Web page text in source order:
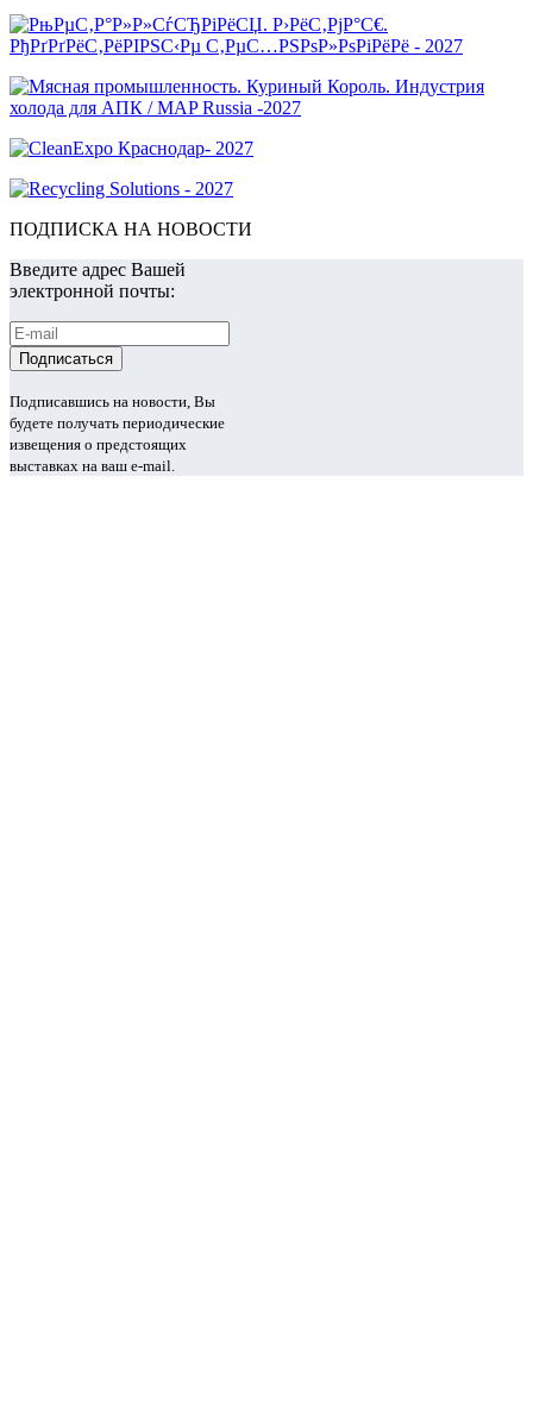
ПОДПИСКА НА НОВОСТИ
Введите адрес Вашей
электронной почты:
Подписавшись на новости, Вы
будете получать периодические
извещения о предстоящих
выставках на ваш e-mail.